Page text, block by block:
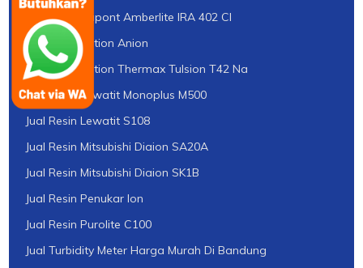
Jual Resin Dupont Amberlite IRA 402 Cl
Jual Resin Kation Anion
Jual Resin Kation Thermax Tulsion T42 Na
Jual Resin Lewatit Monoplus M500
Jual Resin Lewatit S108
Jual Resin Mitsubishi Diaion SA20A
Jual Resin Mitsubishi Diaion SK1B
Jual Resin Penukar Ion
Jual Resin Purolite C100
Jual Turbidity Meter Harga Murah Di Bandung